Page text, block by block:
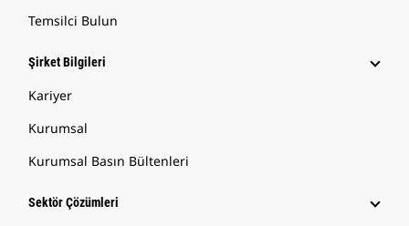
Temsilci Bulun
Şirket Bilgileri
Kariyer
Kurumsal
Kurumsal Basın Bültenleri
Sektör Çözümleri